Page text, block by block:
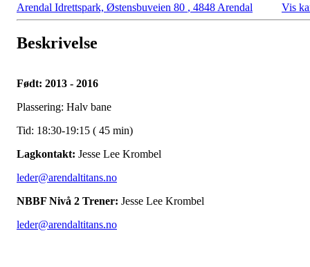
Arendal Idrettspark, Østensbuveien 80 , 4848 Arendal Vis
Beskrivelse
Født: 2013 - 2016
Plassering: Halv bane
Tid: 18:30-19:15 ( 45 min)
Lagkontakt: Jesse Lee Krombel
leder@arendaltitans.no
NBBF Nivå 2 Trener: Jesse Lee Krombel
leder@arendaltitans.no